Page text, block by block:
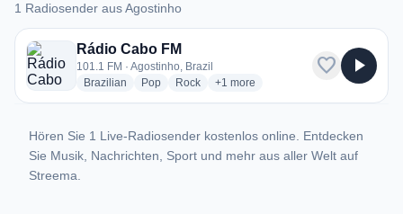
1 Radiosender aus Agostinho
1 Radiosender aus Agostinho
Rádio Cabo FM
101.1 FM · Agostinho, Brazil
Brazilian radio stations
Popradio stations
Rockradio stations
+1 more genres for Rádio Cabo FM
more
favorite play_arrow
Hören Sie 1 Live-Radiosender kostenlos online. Entdecken
Sie Musik, Nachrichten, Sport und mehr aus aller Welt auf
Streema.